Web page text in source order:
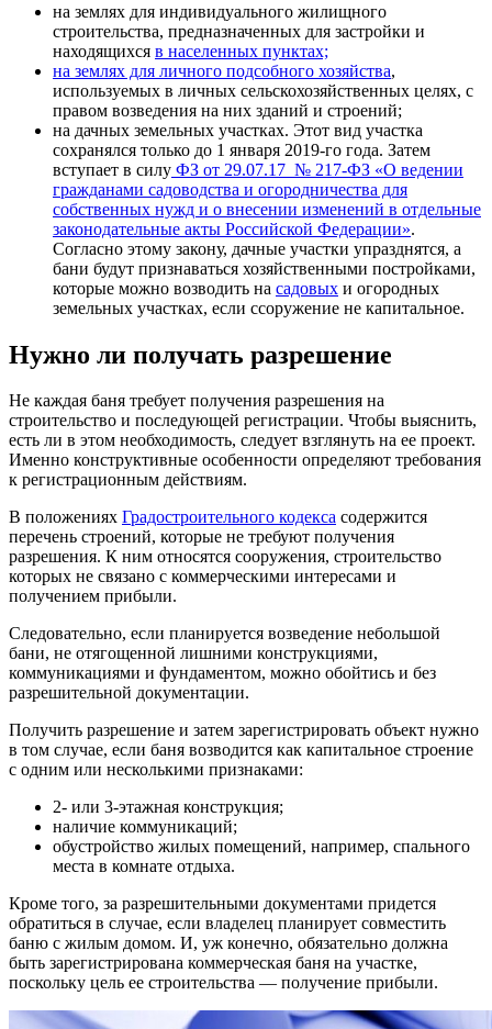
на землях для индивидуального жилищного
строительства, предназначенных для застройки и
находящихся в населенных пунктах;
на землях для личного подсобного хозяйства,
используемых в личных сельскохозяйственных целях, с
правом возведения на них зданий и строений;
на дачных земельных участках. Этот вид участка
сохранялся только до 1 января 2019-го года. Затем
вступает в силу ФЗ от 29.07.17 № 217-ФЗ «О ведении
гражданами садоводства и огородничества для
собственных нужд и о внесении изменений в отдельные
законодательные акты Российской Федерации».
Согласно этому закону, дачные участки упразднятся, а
бани будут признаваться хозяйственными постройками,
которые можно возводить на садовых и огородных
земельных участках, если ссоружение не капитальное.
Нужно ли получать разрешение
Не каждая баня требует получения разрешения на
строительство и последующей регистрации. Чтобы выяснить,
есть ли в этом необходимость, следует взглянуть на ее проект.
Именно конструктивные особенности определяют требования
к регистрационным действиям.
В положениях Градостроительного кодекса содержится
перечень строений, которые не требуют получения
разрешения. К ним относятся сооружения, строительство
которых не связано с коммерческими интересами и
получением прибыли.
Следовательно, если планируется возведение небольшой
бани, не отягощенной лишними конструкциями,
коммуникациями и фундаментом, можно обойтись и без
разрешительной документации.
Получить разрешение и затем зарегистрировать объект нужно
в том случае, если баня возводится как капитальное строение
с одним или несколькими признаками:
2- или 3-этажная конструкция;
наличие коммуникаций;
обустройство жилых помещений, например, спального
места в комнате отдыха.
Кроме того, за разрешительными документами придется
обратиться в случае, если владелец планирует совместить
баню с жилым домом. И, уж конечно, обязательно должна
быть зарегистрирована коммерческая баня на участке,
поскольку цель ее строительства — получение прибыли.